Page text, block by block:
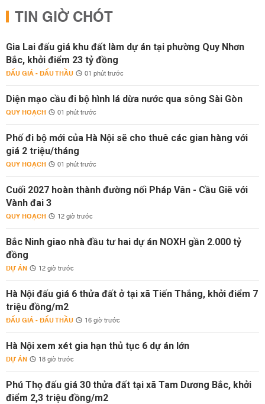
TIN GIỜ CHÓT
Gia Lai đấu giá khu đất làm dự án tại phường Quy Nhơn
Bắc, khởi điểm 23 tỷ đồng
ĐẤU GIÁ - ĐẤU THẦU 01 phút trước
Diện mạo cầu đi bộ hình lá dừa nước qua sông Sài Gòn
QUY HOẠCH 01 phút trước
Phố đi bộ mới của Hà Nội sẽ cho thuê các gian hàng với
giá 2 triệu/tháng
QUY HOẠCH 01 phút trước
Cuối 2027 hoàn thành đường nối Pháp Vân - Cầu Giẽ với
Vành đai 3
QUY HOẠCH 12 giờ trước
Bắc Ninh giao nhà đầu tư hai dự án NOXH gần 2.000 tỷ
đồng
DỰ ÁN 12 giờ trước
Hà Nội đấu giá 6 thửa đất ở tại xã Tiến Thắng, khởi điểm 7
triệu đồng/m2
ĐẤU GIÁ - ĐẤU THẦU 16 giờ trước
Hà Nội xem xét gia hạn thủ tục 6 dự án lớn
DỰ ÁN 18 giờ trước
Phú Thọ đấu giá 30 thửa đất tại xã Tam Dương Bắc, khởi
điểm 2,3 triệu đồng/m2